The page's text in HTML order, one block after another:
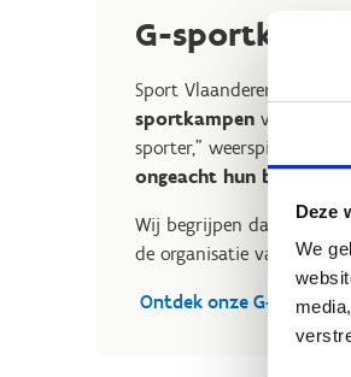
Deze
We
G-
Sport Vlaanderen streeft
sportkampen vormen
sporter," weerspiegelt
ongeacht hun
Wij begrijpen dat
de organisatie van G-
Ontdek onze G-